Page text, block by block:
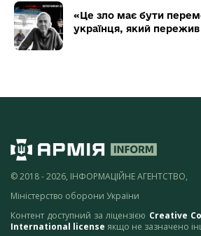
«Це зло має бути
українця, який пережив
© 2018 - 2026, ІНФОРМАЦІЙНЕ АГЕНТСТВО,
Міністерство оборони України
Контент доступний за ліцензією Creative
International license якщо не зазначено